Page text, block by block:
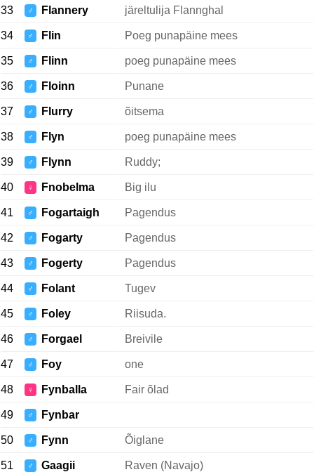
33 ♂ Flannery järeltulija Flannghal
34 ♂ Flin Poeg punapäine mees
35 ♂ Flinn poeg punapäine mees
36 ♂ Floinn Punane
37 ♂ Flurry õitsema
38 ♂ Flyn poeg punapäine mees
39 ♂ Flynn Ruddy;
40 ♀ Fnobelma Big ilu
41 ♂ Fogartaigh Pagendus
42 ♂ Fogarty Pagendus
43 ♂ Fogerty Pagendus
44 ♂ Folant Tugev
45 ♂ Foley Riisuda.
46 ♂ Forgael Breivile
47 ♂ Foy one
48 ♀ Fynballa Fair õlad
49 ♂ Fynbar
50 ♂ Fynn Õiglane
51 ♂ Gaagii Raven (Navajo)